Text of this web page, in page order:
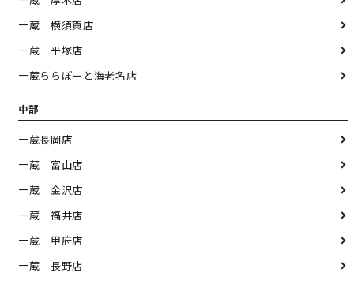
一蔵 横須賀店
一蔵 平塚店
一蔵ららぽーと海老名店
中部
一蔵長岡店
一蔵 富山店
一蔵 金沢店
一蔵 福井店
一蔵 甲府店
一蔵 長野店